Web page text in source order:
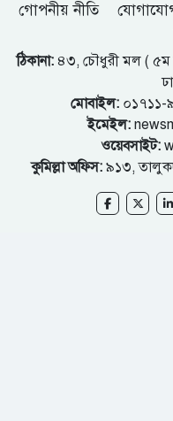
গোপনীয় নীতি
ঠিকানা:৪৩, চৌধুরী মল ( ৫ম
মোবাইল:০১৭১১-
ইমেইল:
ওয়েবসাইট:
কুমিল্লা অফিস: ৯১৩,